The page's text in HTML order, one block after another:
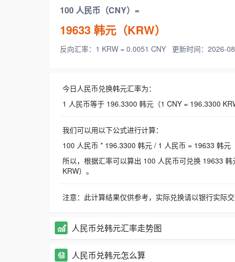
100 人民币（CNY）=
19633韩元（KRW）
反向汇率：1 KRW = 0.0051 CNY 更新时间：2026-
今日人民币兑换韩元汇率为：
1 人民币等于 196.3300 韩元（1 CNY = 196.3300
我们可以用以下公式进行计算：
100 人民币 * 196.3300 韩元 / 1 人民币 = 19633 韩元
所以，根据汇率可以算出 100 人民币可兑换 19633
KRW）。
注意：此计算结果仅供参考，实际兑换请以银行实际交
人民币兑韩元汇率走势图
人民币兑韩元怎么算